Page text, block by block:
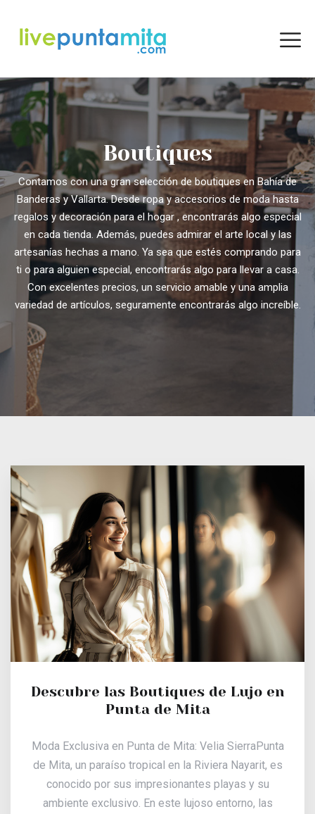
Boutiques
Contamos con una gran selección de boutiques en Bahía de
Banderas y Vallarta. Desde ropa y accesorios de moda hasta
regalos y decoración para el hogar , encontrarás algo especial
en cada tienda. Además, puedes admirar el arte local y las
artesanías hechas a mano. Ya sea que estés comprando para
ti o para alguien especial, encontrarás algo para llevar a casa.
Con excelentes precios, un servicio amable y una amplia
variedad de artículos, seguramente encontrarás algo increíble.
Descubre las Boutiques de Lujo en
Punta de Mita
Moda Exclusiva en Punta de Mita: Velia SierraPunta
de Mita, un paraíso tropical en la Riviera Nayarit, es
conocido por sus impresionantes playas y su
ambiente exclusivo. En este lujoso entorno, las